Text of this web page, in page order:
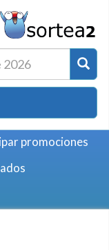
promociones